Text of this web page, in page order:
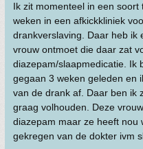
Ik zit momenteel in een
weken in een afkickkliniek
drankverslaving. Daar heb ik
vrouw ontmoet die daar zat
diazepam/slaapmedicatie. Ik
gegaan 3 weken geleden en
van de drank af. Daar ben ik
graag volhouden. Deze
diazepam maar ze heeft nou
gekregen van de dokter ivm